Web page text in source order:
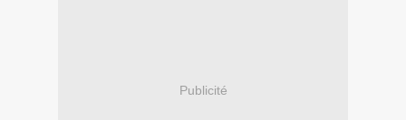
Publicité